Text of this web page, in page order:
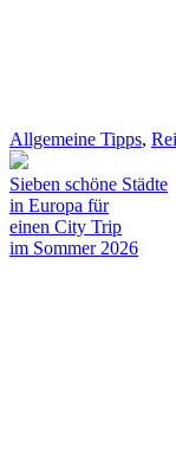
Allgemeine Tipps,
Sieben schöne Städte
in Europa für
einen City Trip
im Sommer 2026